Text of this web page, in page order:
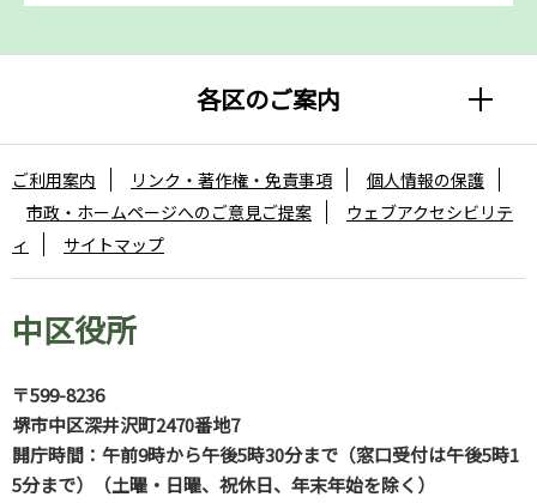
各区のご案内
中区役所
〒599-8236
堺市中区深井沢町2470番地7
開庁時間：午前9時から午後5時30分まで（窓口受付は午後5時1
5分まで）（土曜・日曜、祝休日、年末年始を除く）
ご利用案内 リンク・著作権・免責事項
個人情報の保護
市政・ホームページへのご意見ご提案
ウェブアクセシビリテ
ィ
サイトマップ